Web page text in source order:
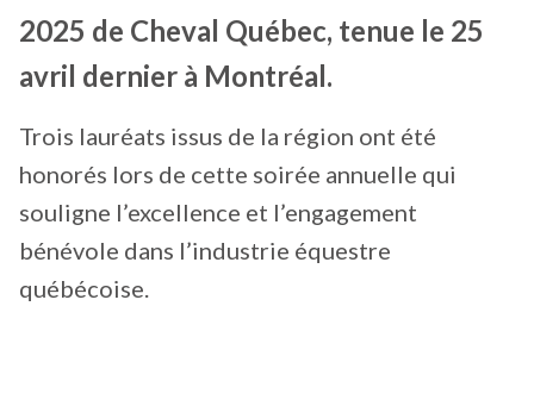
2025 de Cheval Québec, tenue le 25
avril dernier à Montréal.
Trois lauréats issus de la région ont été
honorés lors de cette soirée annuelle qui
souligne l’excellence et l’engagement
bénévole dans l’industrie équestre
québécoise.